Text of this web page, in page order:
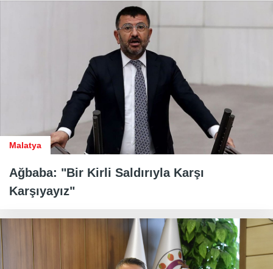
Malatya
Ağbaba: "Bir Kirli Saldırıyla Karşı
Karşıyayız"